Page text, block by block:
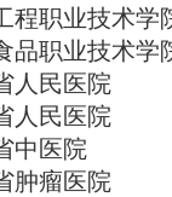
职业技术学
职业技术学
民医院
民医院
医院
瘤医院